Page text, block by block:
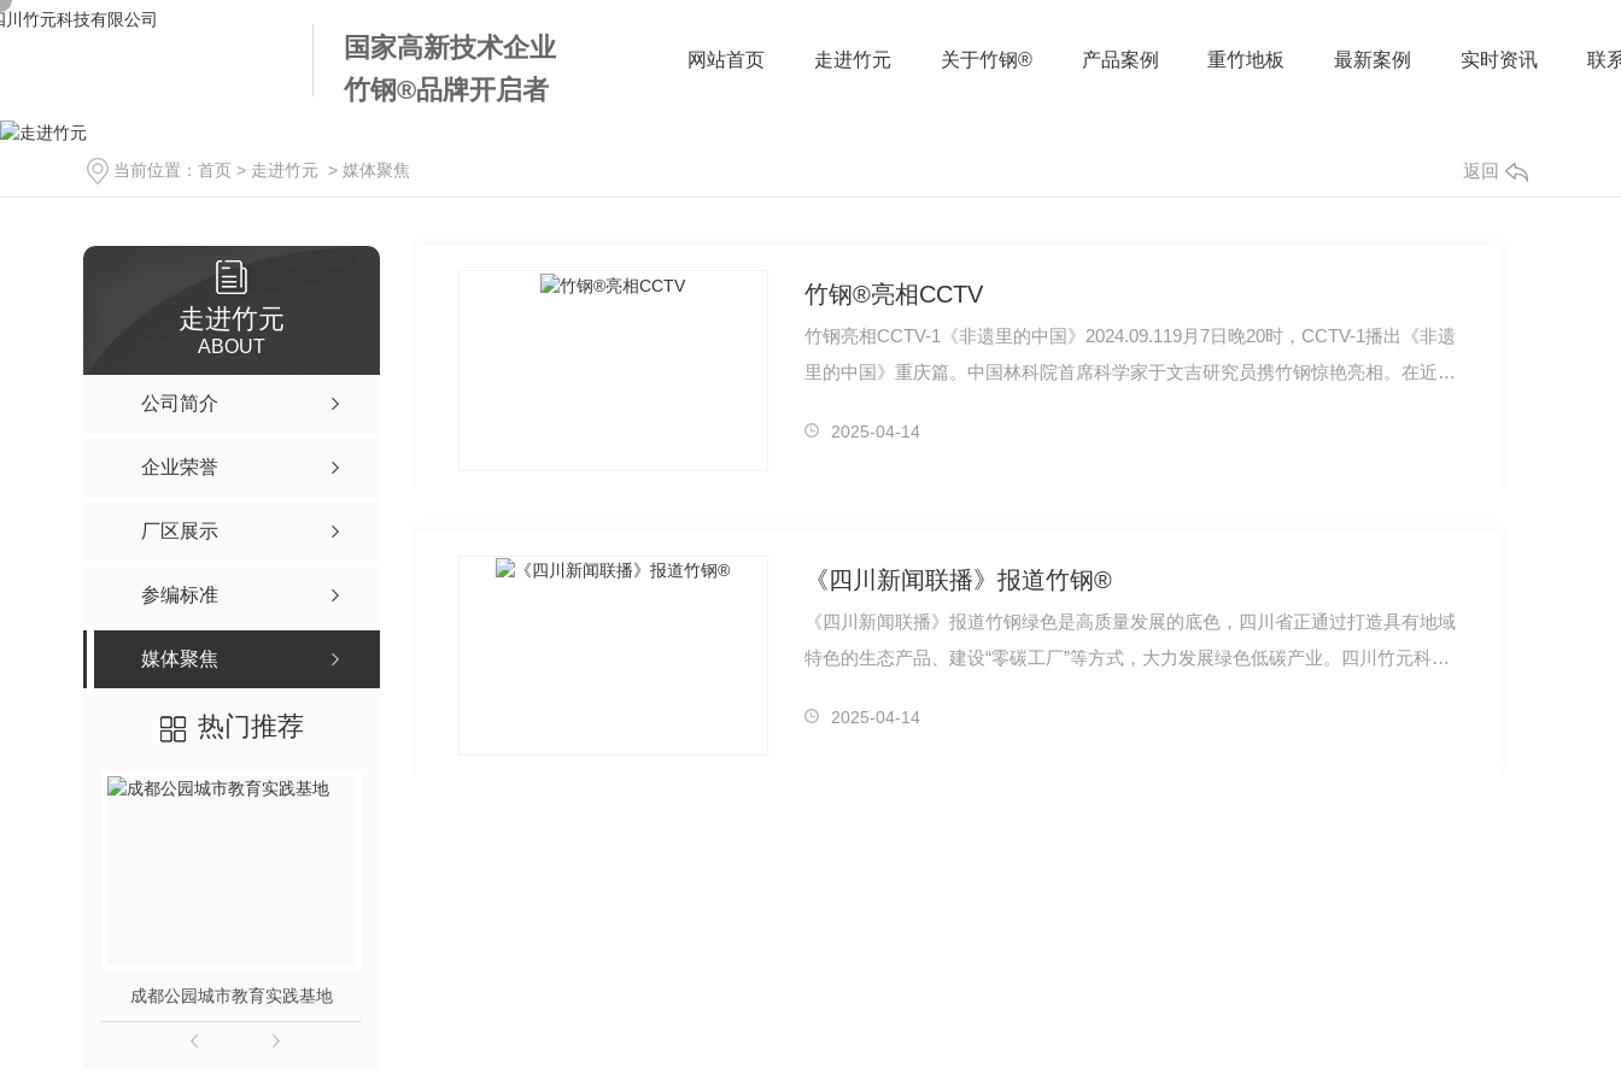
国家高新技术企业
竹钢®品牌开启者
网站首页 走进竹元 关于竹钢® 产品案例 重竹地板 最新案例 实时资讯 联
当前位置： 首页 > 走进竹元 > 媒体聚焦 返回
走进竹元
ABOUT
公司简介
企业荣誉
厂区展示
参编标准
媒体聚焦
热门推荐
成都公园城市教育实践基地
竹钢®亮相CCTV
竹钢亮相CCTV-1《非遗里的中国》2024.09.119月7日晚20时，CCTV-1播出《非遗
里的中国》重庆篇。中国林科院首席科学家于文吉研究员携竹钢惊艳亮相。在近5
2025-04-14
《四川新闻联播》报道竹钢®
《四川新闻联播》报道竹钢绿色是高质量发展的底色，四川省正通过打造具有地域
特色的生态产品、建设“零碳工厂”等方式，大力发展绿色低碳产业。四川竹元科技
2025-04-14